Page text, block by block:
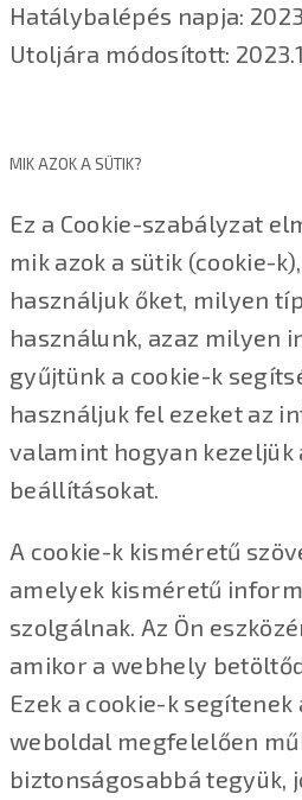
Hatálybalépés napja:
Utoljára módosított:
MIK AZOK A SÜTIK?
Ez a Cookie-szabályzat
mik azok a sütik (cookie-
használjuk őket, milyen
használunk, azaz milyen
gyűjtünk a cookie-k
használjuk fel ezeket az
valamint hogyan kezeljük
beállításokat.
A cookie-k kisméretű
amelyek kisméretű
szolgálnak. Az Ön
amikor a webhely
Ezek a cookie-k segítenek
weboldal megfelelően
biztonságosabbá tegyük,